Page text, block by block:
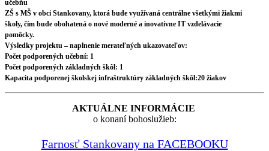
učebňu
ZŠ s MŠ v obci Stankovany, ktorá bude využívaná centrálne všetkými žiakmi
školy, čím bude obohatená o nové moderné a inovatívne IT vzdelávacie
pomôcky.
Výsledky projektu – naplnenie merateľných ukazovateľov:
Počet podporených učební: 1
Počet podporených základných škôl: 1
Kapacita podporenej školskej infraštruktúry základných škôl:20 žiakov
AKTUÁLNE INFORMÁCIE
o konaní bohoslužieb:
Farnosť Stankovany na FACEBOOKU